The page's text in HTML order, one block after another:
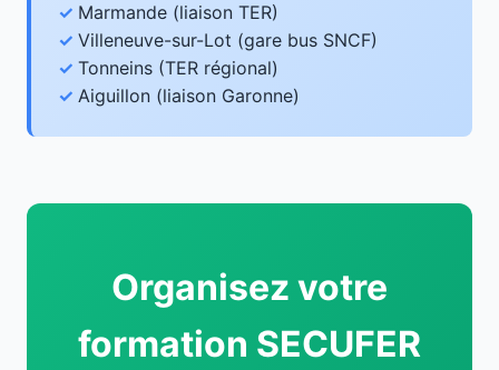
Marmande (liaison TER)
Villeneuve-sur-Lot (gare bus SNCF)
Tonneins (TER régional)
Aiguillon (liaison Garonne)
Organisez votre
formation SECUFER